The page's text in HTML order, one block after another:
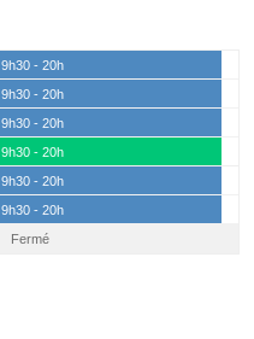
9h30 - 20h
9h30 - 20h
9h30 - 20h
9h30 - 20h
9h30 - 20h
9h30 - 20h
Fermé